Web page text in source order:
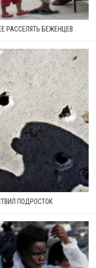
РАССЕЛЯТЬ БЕЖЕНЦЕВ
ПОДРОСТОК